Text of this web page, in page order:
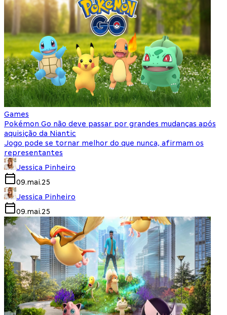
Games
Pokémon Go não deve passar por grandes mudanças após
aquisição da Niantic
Jogo pode se tornar melhor do que nunca, afirmam os
representantes
Jessica Pinheiro
09.mai.25
Jessica Pinheiro
09.mai.25